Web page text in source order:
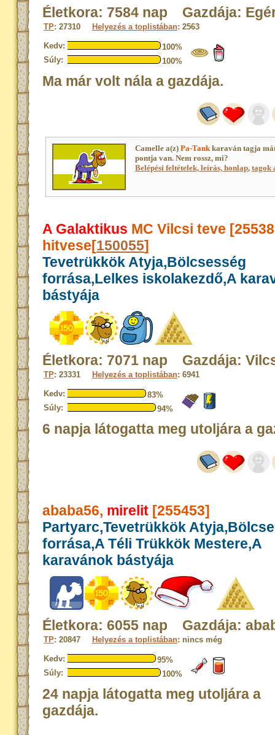
Életkora: 7584 nap Gazdája:
TP: 27310 Helyezés a toplistában: 2563
Kedv:
100%
Súly:
100%
Ma már volt nála a gazdája.
Camelle a(z) Pa-Tankkaraván tagja
pontja van. Nem rossz, mi?
Belépési feltételek, leírás, honlap, tagok
A Galaktikus MC Vilcsi teve
hitvese[150055]
Tevetrükkök Atyja,Bölcsesség
forrása,Lelkes iskolakezdő,A
bástyája
Életkora: 7071 nap Gazdája:
TP: 23331 Helyezés a toplistában: 6941
Kedv:
83%
Súly:
94%
6 napja látogatta meg utoljára a
ababa56, mirelit [255453]
Partyarc,Tevetrükkök
forrása,A Téli Trükkök Mestere,A
karavánok bástyája
Életkora: 6055 nap Gazdája:
TP: 20847 Helyezés a toplistában: nincs még
Kedv:
95%
Súly:
100%
24 napja látogatta meg utoljára a
gazdája.